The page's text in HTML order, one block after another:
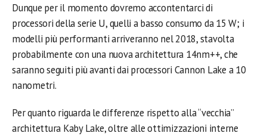
Dunque per il momento dovremo accontentarci di
processori della serie U, quelli a basso consumo da 15 W; i
modelli più performanti arriveranno nel 2018, stavolta
probabilmente con una nuova architettura 14nm++, che
saranno seguiti più avanti dai processori Cannon Lake a 10
nanometri.
Per quanto riguarda le differenze rispetto alla “vecchia”
architettura Kaby Lake, oltre alle ottimizzazioni interne